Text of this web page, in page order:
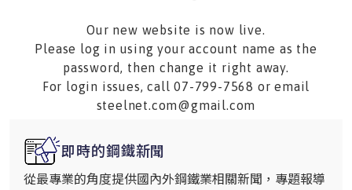
Our new website is now live.
Please log in using your account name as the
password, then change it right away.
For login issues, call 07-799-7568 or email
steelnet.com@gmail.com
即時的鋼鐵新聞
從最專業的角度提供國內外鋼鐵業相關新聞，專題報導